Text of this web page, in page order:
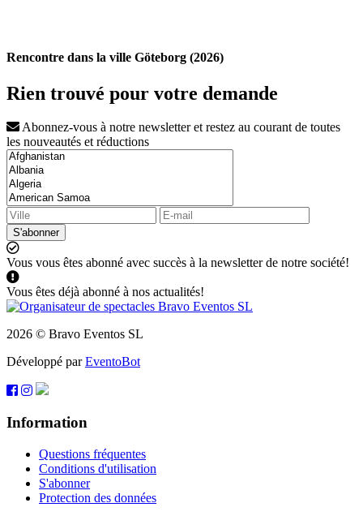
Rencontre dans la ville Göteborg (2026)
Rien trouvé pour votre demande
Abonnez-vous à notre newsletter et restez au courant de toutes
les nouveautés et réductions
S'abonner
Vous vous êtes abonné avec succès à la newsletter de notre société!
Vous êtes déjà abonné à nos actualités!
2026 © Bravo Eventos SL
Développé parEventoBot
Information
Questions fréquentes
Conditions d'utilisation
S'abonner
Protection des données